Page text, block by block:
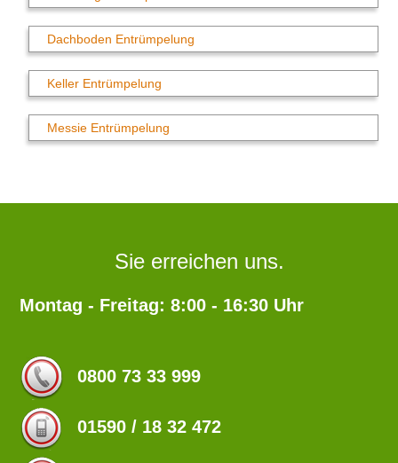
Dachboden Entrümpelung
Keller Entrümpelung
Messie Entrümpelung
Sie erreichen uns.
Montag - Freitag: 8:00 - 16:30 Uhr
0800 73 33 999
01590 / 18 32 472